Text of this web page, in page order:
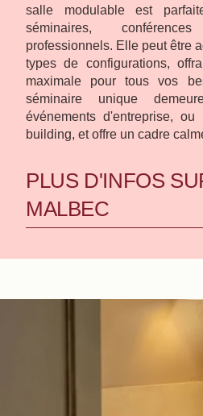
salle modulable est
séminaires,
professionnels. Elle peut être
types de configurations,
maximale pour tous vos
séminaire unique
événements d'entreprise,
building, et offre un cadre
PLUS D'INFOS
MALBEC